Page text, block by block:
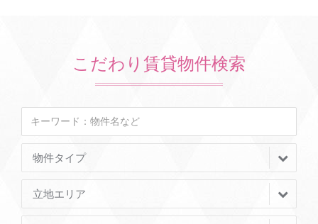
こだわり賃貸物件検索
物件タイプ
立地エリア